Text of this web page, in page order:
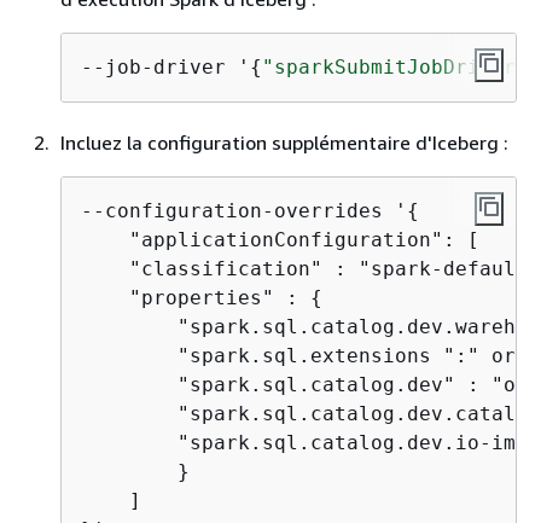
--job-driver ' { "sparkSubmitJobDriver"
Incluez la configuration supplémentaire d'Iceberg :
--configuration-overrides ' {
    "applicationConfiguration": [
"classification" : "spark-
    "properties" :
{
"spark.sql.extensions ":"
"spark.sql.catalog.dev" :
"spark.sql.catalog.dev.io-
        }
    ]